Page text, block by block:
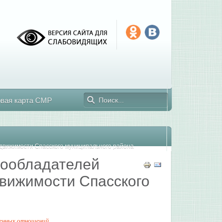
карта СМР
Спасского муниципального района
Спасского